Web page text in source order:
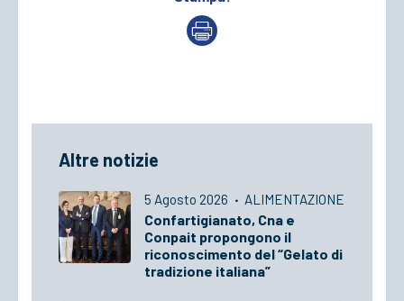
Altre notizie
5 Agosto 2026 · ALIMENTAZIONE
Confartigianato, Cna e
Conpait propongono il
riconoscimento del “Gelato di
tradizione italiana”